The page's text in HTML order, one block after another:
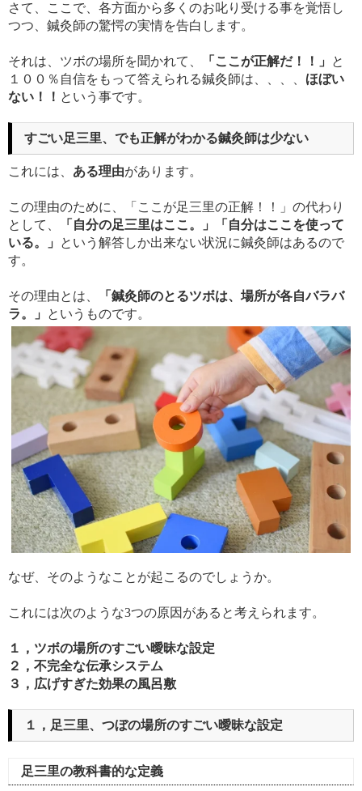
さて、ここで、各方面から多くのお叱り受ける事を覚悟し
つつ、鍼灸師の驚愕の実情を告白します。
それは、ツボの場所を聞かれて、 「ここが正解だ！！」
と
１００％自信をもって答えられる鍼灸師は、、、、 ほぼい
ない！！ という事です。
すごい足三里、でも正解がわかる鍼灸師は少ない
これには、 ある理由があります。
この理由のために、「ここが足三里の正解！！」の代わり
として、
「自分の足三里はここ。」「自分はここを使って
いる。」
という解答しか出来ない状況に鍼灸師はあるので
す。
その理由とは、
「鍼灸師のとるツボは、場所が各自バラバ
ラ。」
というものです。
なぜ、そのようなことが起こるのでしょうか。
これには次のような3つの原因があると考えられます。
１，ツボの場所のすごい曖昧な設定
２，不完全な伝承システム
３，広げすぎた効果の風呂敷
１，足三里、つぼの場所のすごい曖昧な設定
足三里の教科書的な定義